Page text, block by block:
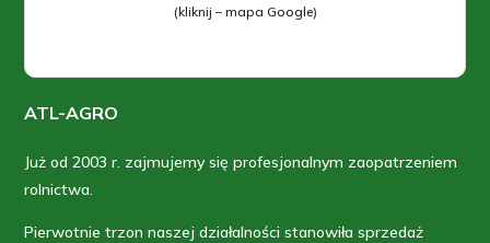
(kliknij – mapa Google)
ATL-AGRO
Już od 2003 r. zajmujemy się profesjonalnym zaopatrzeniem
rolnictwa.
Pierwotnie trzon naszej działalności stanowiła sprzedaż